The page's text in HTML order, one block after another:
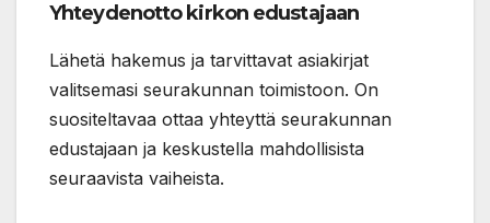
Yhteydenotto kirkon edustajaan
Lähetä hakemus ja tarvittavat asiakirjat
valitsemasi seurakunnan toimistoon. On
suositeltavaa ottaa yhteyttä seurakunnan
edustajaan ja keskustella mahdollisista
seuraavista vaiheista.